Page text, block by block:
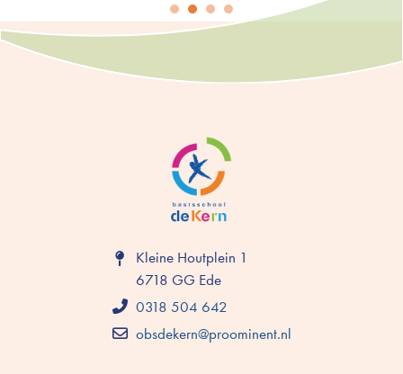
Kleine Houtplein 1
6718 GG Ede
0318 504 642
obsdekern@proominent.nl